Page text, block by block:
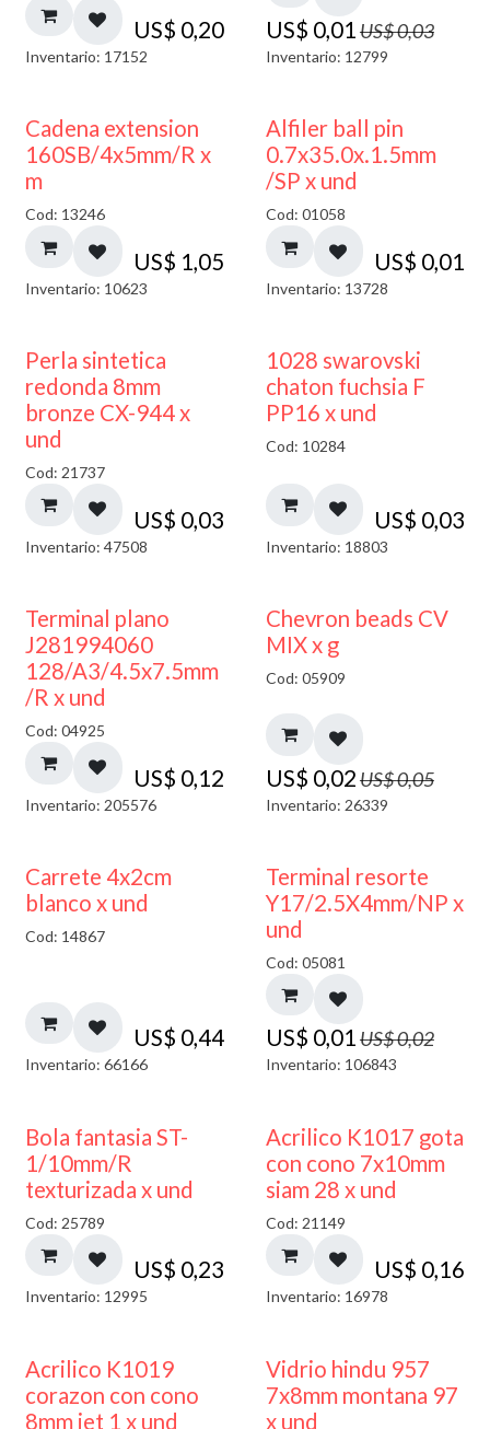
US$ 0,20
Inventario: 17152
US$ 0,01US$0,03
Inventario: 12799
Cadena extension
160SB/4x5mm/R x
m
Cod: 13246
US$ 1,05
Inventario: 10623
Alfiler ball pin
0.7x35.0x.1.5mm
/SP x und
Cod: 01058
US$ 0,01
Inventario: 13728
Perla sintetica
redonda 8mm
bronze CX-944 x
und
Cod: 21737
US$ 0,03
Inventario: 47508
1028 swarovski
chaton fuchsia F
PP16 x und
Cod: 10284
US$ 0,03
Inventario: 18803
Terminal plano
J281994060
128/A3/4.5x7.5mm
/R x und
Cod: 04925
US$ 0,12
Inventario: 205576
50% DESCUENTO
Chevron beads CV
MIX x g
Cod: 05909
US$ 0,02US$0,05
Inventario: 26339
Carrete 4x2cm
blanco x und
Cod: 14867
US$ 0,44
Inventario: 66166
50% DESCUENTO
Terminal resorte
Y17/2.5X4mm/NP x
und
Cod: 05081
US$ 0,01US$0,02
Inventario: 106843
Bola fantasia ST-
1/10mm/R
texturizada x und
Cod: 25789
US$ 0,23
Inventario: 12995
Acrilico K1017 gota
con cono 7x10mm
siam 28 x und
Cod: 21149
US$ 0,16
Inventario: 16978
Acrilico K1019
corazon con cono
8mm jet 1 x und
Vidrio hindu 957
7x8mm montana 97
x und